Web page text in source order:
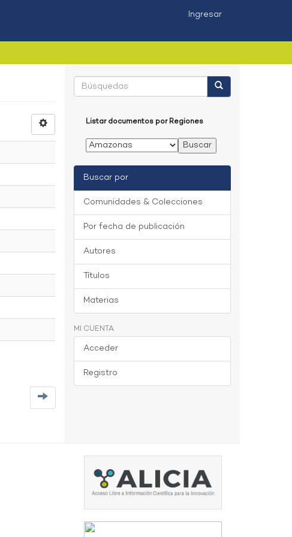
Ingresar
Listar documentos por Regiones
Buscar por
Comunidades & Colecciones
Por fecha de publicación
Autores
Títulos
Materias
MI CUENTA
Acceder
Registro